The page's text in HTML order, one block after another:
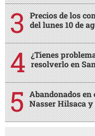
Precios de los
del lunes 10 de
¿Tienes
resolverlo en
Abandonados
Nasser Hilsaca